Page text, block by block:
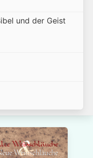
und der Geist